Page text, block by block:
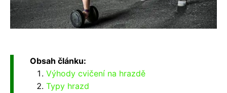
Obsah článku:
Výhody cvičení na hrazdě
Typy hrazd